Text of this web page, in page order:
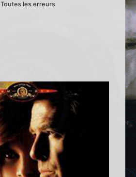
Toutes les erreurs